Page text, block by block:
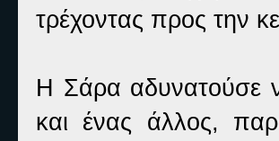
τρέχοντας προς την
Η Σάρα αδυνατούσε
και ένας άλλος,